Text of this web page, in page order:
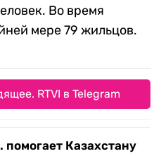
Во время
мере 79 жильцов.
RTVI в Telegram
Казахстану